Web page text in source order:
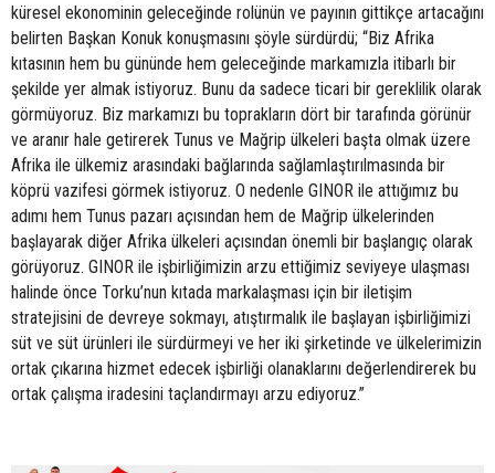
küresel ekonominin geleceğinde rolünün ve payının gittikçe artacağını
belirten Başkan Konuk konuşmasını şöyle sürdürdü; “Biz Afrika
kıtasının hem bu gününde hem geleceğinde markamızla itibarlı bir
şekilde yer almak istiyoruz. Bunu da sadece ticari bir gereklilik olarak
görmüyoruz. Biz markamızı bu toprakların dört bir tarafında görünür
ve aranır hale getirerek Tunus ve Mağrip ülkeleri başta olmak üzere
Afrika ile ülkemiz arasındaki bağlarında sağlamlaştırılmasında bir
köprü vazifesi görmek istiyoruz. O nedenle GINOR ile attığımız bu
adımı hem Tunus pazarı açısından hem de Mağrip ülkelerinden
başlayarak diğer Afrika ülkeleri açısından önemli bir başlangıç olarak
görüyoruz. GINOR ile işbirliğimizin arzu ettiğimiz seviyeye ulaşması
halinde önce Torku’nun kıtada markalaşması için bir iletişim
stratejisini de devreye sokmayı, atıştırmalık ile başlayan işbirliğimizi
süt ve süt ürünleri ile sürdürmeyi ve her iki şirketinde ve ülkelerimizin
ortak çıkarına hizmet edecek işbirliği olanaklarını değerlendirerek bu
ortak çalışma iradesini taçlandırmayı arzu ediyoruz.”